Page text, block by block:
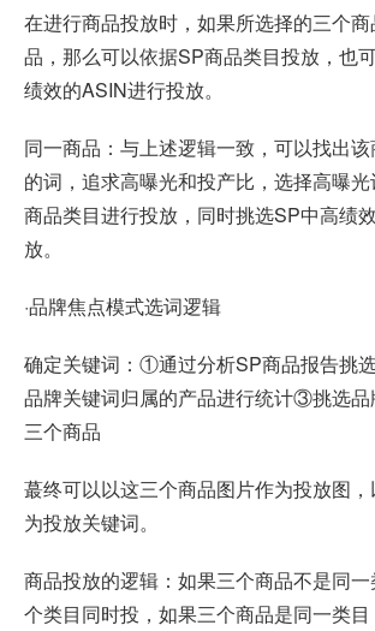
在进行商品投放时，如果所选择的三个
品，那么可以依据SP商品类目投放，也
绩效的ASIN进行投放。
同一商品：与上述逻辑一致，可以找出
的词，追求高曝光和投产比，选择高曝
商品类目进行投放，同时挑选SP中高绩
放。
·品牌焦点模式选词逻辑
确定关键词：①通过分析SP商品报告挑
品牌关键词归属的产品进行统计③挑选品
三个商品
蕞终可以以这三个商品图片作为投放图
为投放关键词。
商品投放的逻辑：如果三个商品不是同
个类目同时投，如果三个商品是同一类